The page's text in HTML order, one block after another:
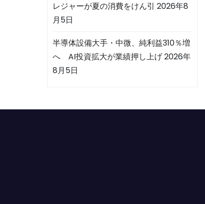
レジャーが夏の消費をけん引 2026年8
月5日
半導体設備大手・中微、純利益310％増
へ AI投資拡大が業績押し上げ2026年
8月5日